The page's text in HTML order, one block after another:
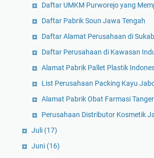
Daftar UMKM Purworejo yang
Daftar Pabrik Soun Jawa Tengah
Daftar Alamat Perusahaan di
Daftar Perusahaan di Kawasan
Alamat Pabrik Pallet Plastik
List Perusahaan Packing Kayu
Alamat Pabrik Obat Farmasi
Perusahaan Distributor Kosmetik
Juli (17)
Juni (16)